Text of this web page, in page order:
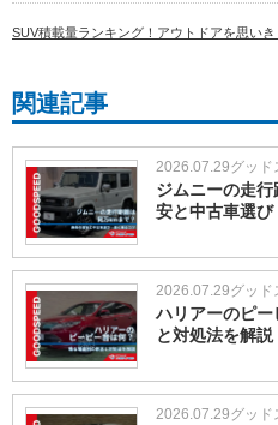
SUV積載量ランキング！アウトドアを思いき
関連記事
2026.07.29グッド
ジムニーの走
安と中古車選
2026.07.29グッド
ハリアーのピー
と対処法を解説
2026.07.29グッド